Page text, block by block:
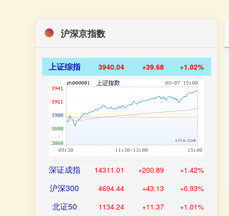
沪深京指数
上证综指 3940.04 +39.68 +1.02%
深证成指 14311.01 +200.89 +1.42%
沪深300 4694.44 +43.13 +0.93%
北证50 1134.24 +11.37 +1.01%